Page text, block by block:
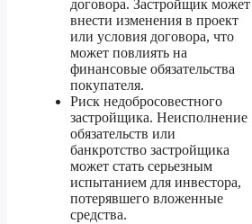
договора. Застройщик может
внести изменения в проект
или условия договора, что
может повлиять на
финансовые обязательства
покупателя.
Риск недобросовестного
застройщика. Неисполнение
обязательств или
банкротство застройщика
может стать серьезным
испытанием для инвестора,
потерявшего вложенные
средства.